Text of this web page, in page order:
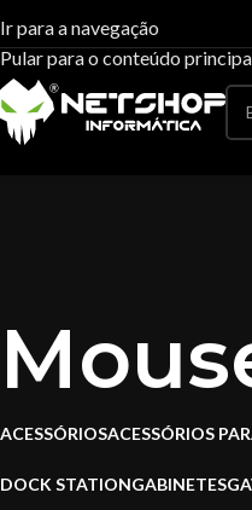
Ir para a navegação
Pular para o conteúdo
ACESSÓRIOSACESSÓRIOS
DOCK STATIONGABINETES